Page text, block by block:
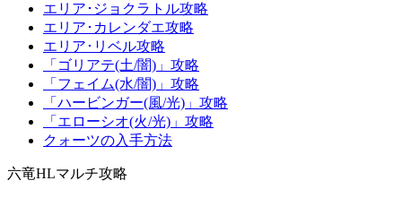
エリア･ジョクラトル攻略
エリア･カレンダエ攻略
エリア･リベル攻略
「ゴリアテ(土/闇)」攻略
「フェイム(水/闇)」攻略
「ハービンガー(風/光)」攻略
「エローシオ(火/光)」攻略
クォーツの入手方法
六竜HLマルチ攻略